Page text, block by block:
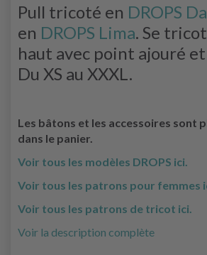
Pull tricoté en DROPS
en DROPS Lima. Se
haut avec point ajouré
Du XS au XXXL.
Les bâtons et les accessoires sont
dans le panier.
Voir tous les modèles DROPS ici.
Voir tous les patrons pour femmes
Voir tous les patrons de tricot ici.
Voir la description complète